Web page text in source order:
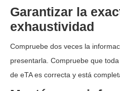
Garantizar la
exhaustividad
Compruebe dos veces la
presentarla. Compruebe que
de eTA es correcta y está